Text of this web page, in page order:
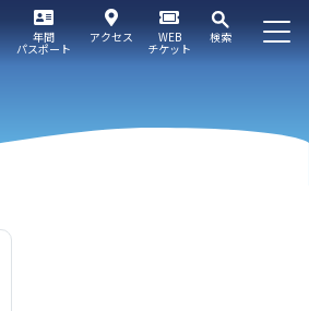
WEB
チケット
検索
年間
パスポート
アクセス